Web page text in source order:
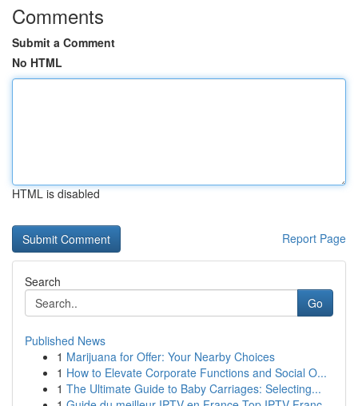
Comments
Submit a Comment
No HTML
HTML is disabled
Report Page
Search
Go
Published News
1 Marijuana for Offer: Your Nearby Choices
1 How to Elevate Corporate Functions and Social O...
1 The Ultimate Guide to Baby Carriages: Selecting...